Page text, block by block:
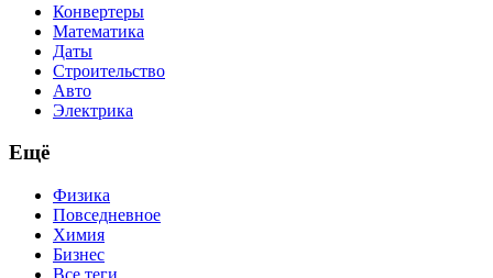
Конвертеры
Математика
Даты
Строительство
Авто
Электрика
Ещё
Физика
Повседневное
Химия
Бизнес